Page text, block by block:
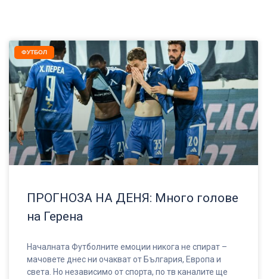
ФУТБОЛ
ПРОГНОЗА НА ДЕНЯ: Много голове
на Герена
Началната Футболните емоции никога не спират –
мачовете днес ни очакват от България, Европа и
света. Но независимо от спорта, по тв каналите ще